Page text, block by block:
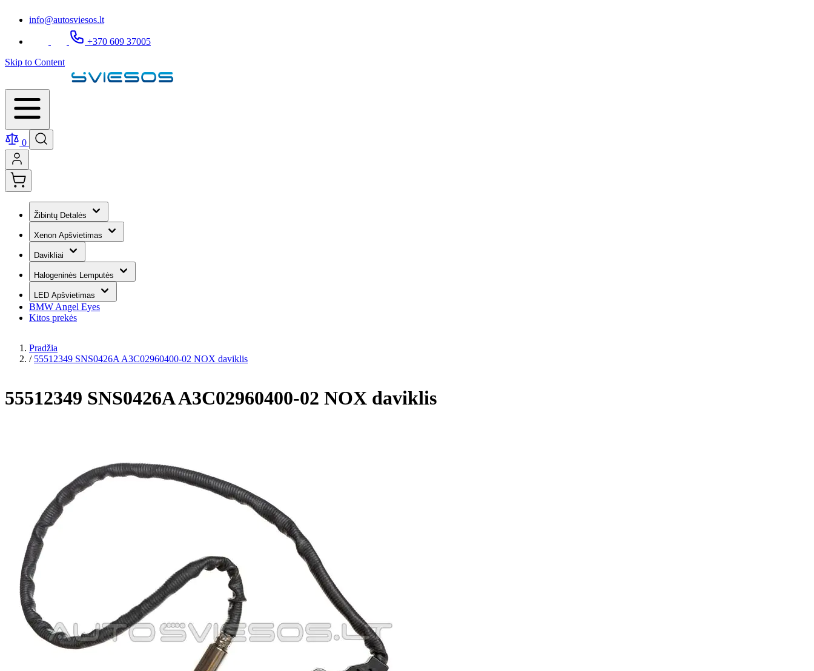
info@autosviesos.lt
+370 609 37005
Skip to Content
0
Žibintų Detalės
Xenon Apšvietimas
Davikliai
Halogeninės Lemputės
LED Apšvietimas
BMW Angel Eyes
Kitos prekės
Pradžia
/ 55512349 SNS0426A A3C02960400-02 NOX daviklis
55512349 SNS0426A A3C02960400-02 NOX daviklis